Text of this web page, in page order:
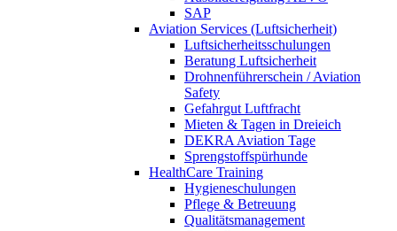
SAP
Aviation Services (Luftsicherheit)
Luftsicherheitsschulungen
Beratung Luftsicherheit
Drohnenführerschein / Aviation
Safety
Gefahrgut Luftfracht
Mieten & Tagen in Dreieich
DEKRA Aviation Tage
Sprengstoffspürhunde
HealthCare Training
Hygieneschulungen
Pflege & Betreuung
Qualitätsmanagement